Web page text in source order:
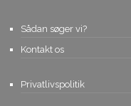
Sådan søger vi?
Kontakt os
Privatlivspolitik